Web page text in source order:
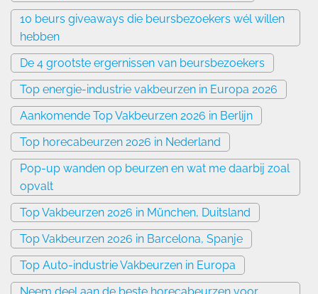
10 beurs giveaways die beursbezoekers wél willen
hebben
De 4 grootste ergernissen van beursbezoekers
Top energie-industrie vakbeurzen in Europa 2026
Aankomende Top Vakbeurzen 2026 in Berlijn
Top horecabeurzen 2026 in Nederland
Pop-up wanden op beurzen en wat me daarbij zoal
opvalt
Top Vakbeurzen 2026 in München, Duitsland
Top Vakbeurzen 2026 in Barcelona, Spanje
Top Auto-industrie Vakbeurzen in Europa
Neem deel aan de beste horecabeurzen voor